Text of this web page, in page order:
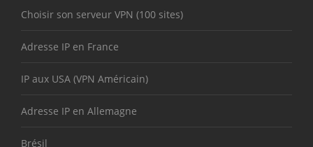
Choisir son serveur VPN (100 sites)
Adresse IP en France
IP aux USA (VPN Américain)
Adresse IP en Allemagne
Brésil